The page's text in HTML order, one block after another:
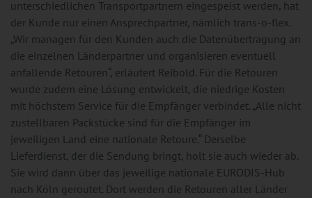
unterschiedlichen Transportpartnern eingespeist werden, hat
der Kunde nur einen Ansprechpartner, nämlich trans-o-flex.
„Wir managen für den Kunden auch die Datenübertragung an
die einzelnen Länderpartner und organisieren eventuell
anfallende Retouren“, erläutert Reibold. Für die Retouren
wurde zudem eine Lösung entwickelt, die niedrige Kosten
mit höchstem Service für die Empfänger verbindet. „Alle nicht
zustellbaren Packstücke sind für die Empfänger im
jeweiligen Land eine nationale Retoure.“ Derselbe
Lieferdienst, der die Sendung bringt, holt sie auch wieder ab.
Sie wird dann über das jeweilige nationale EURODIS-Hub
nach Köln geroutet. Dort werden die Retouren aller Länder